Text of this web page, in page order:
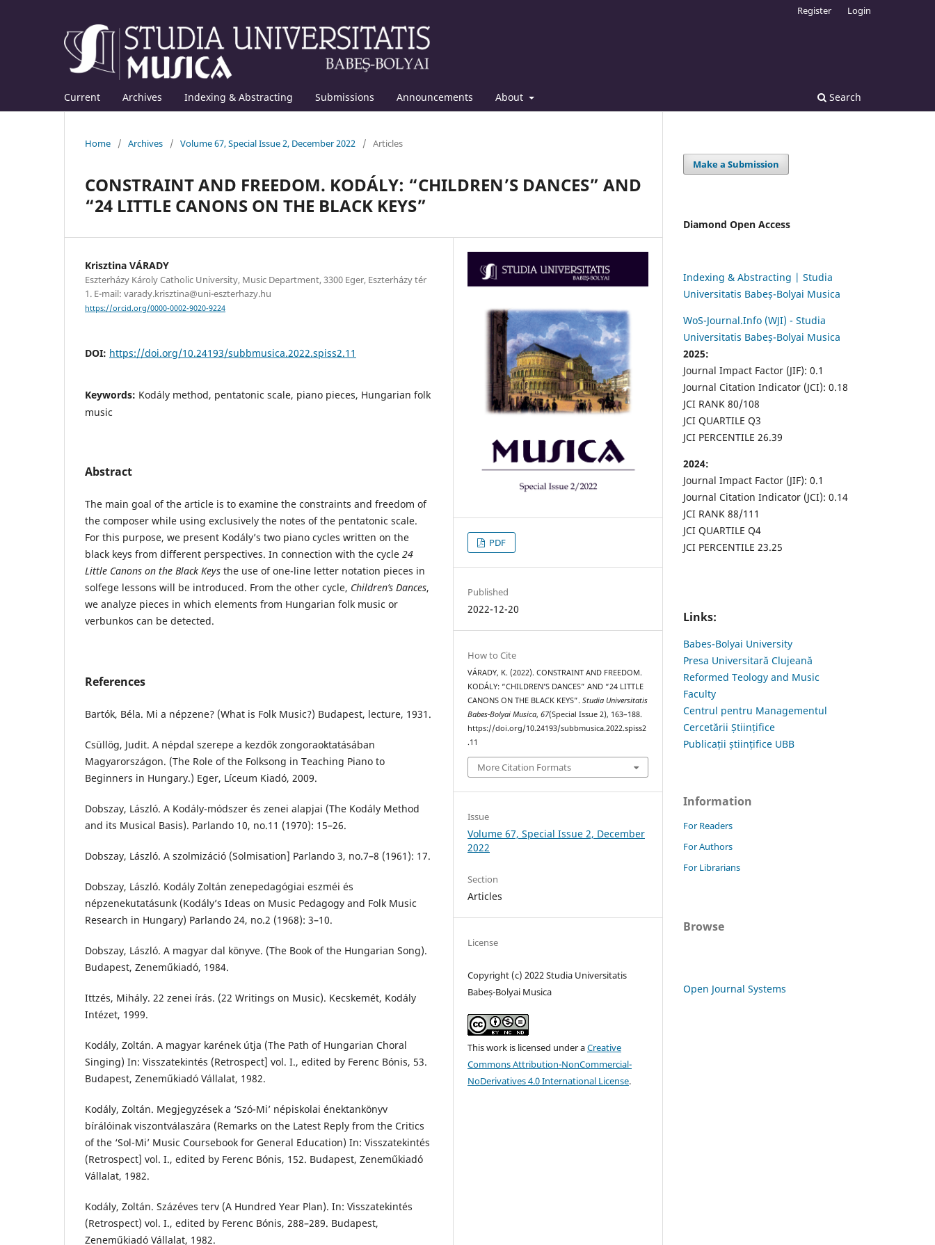
Current Archives Indexing & Abstracting Submissions Announcements About Search
Register Login
Home / Archives / Volume 67, Special Issue 2, December 2022 / Articles
CONSTRAINT AND FREEDOM. KODÁLY: “CHILDREN’S DANCES” AND
“24 LITTLE CANONS ON THE BLACK KEYS”
Krisztina VÁRADY
Eszterházy Károly Catholic University, Music Department, 3300 Eger, Eszterházy tér
1. E-mail: varady.krisztina@uni-eszterhazy.hu
https://orcid.org/0000-0002-9020-9224
DOI: https://doi.org/10.24193/subbmusica.2022.spiss2.11
Keywords: Kodály method, pentatonic scale, piano pieces, Hungarian folk
music
Abstract
The main goal of the article is to examine the constraints and freedom of
the composer while using exclusively the notes of the pentatonic scale.
For this purpose, we present Kodály’s two piano cycles written on the
black keys from different perspectives. In connection with the cycle 24
Little Canons on the Black Keys the use of one-line letter notation pieces in
solfege lessons will be introduced. From the other cycle, Children’s Dances,
we analyze pieces in which elements from Hungarian folk music or
verbunkos can be detected.
References
Bartók, Béla. Mi a népzene? (What is Folk Music?) Budapest, lecture, 1931.
Csüllög, Judit. A népdal szerepe a kezdők zongoraoktatásában
Magyarországon. (The Role of the Folksong in Teaching Piano to
Beginners in Hungary.) Eger, Líceum Kiadó, 2009.
Dobszay, László. A Kodály-módszer és zenei alapjai (The Kodály Method
and its Musical Basis). Parlando 10, no.11 (1970): 15–26.
Dobszay, László. A szolmizáció (Solmisation] Parlando 3, no.7–8 (1961): 17.
Dobszay, László. Kodály Zoltán zenepedagógiai eszméi és
népzenekutatásunk (Kodály’s Ideas on Music Pedagogy and Folk Music
Research in Hungary) Parlando 24, no.2 (1968): 3–10.
Dobszay, László. A magyar dal könyve. (The Book of the Hungarian Song).
Budapest, Zeneműkiadó, 1984.
Ittzés, Mihály. 22 zenei írás. (22 Writings on Music). Kecskemét, Kodály
Intézet, 1999.
Kodály, Zoltán. A magyar karének útja (The Path of Hungarian Choral
Singing) In: Visszatekintés (Retrospect] vol. I., edited by Ferenc Bónis, 53.
Budapest, Zeneműkiadó Vállalat, 1982.
Kodály, Zoltán. Megjegyzések a ‘Szó-Mi’ népiskolai énektankönyv
bírálóinak viszontválaszára (Remarks on the Latest Reply from the Critics
of the ‘Sol-Mi’ Music Coursebook for General Education) In: Visszatekintés
(Retrospect] vol. I., edited by Ferenc Bónis, 152. Budapest, Zeneműkiadó
Vállalat, 1982.
Kodály, Zoltán. Százéves terv (A Hundred Year Plan). In: Visszatekintés
(Retrospect) vol. I., edited by Ferenc Bónis, 288–289. Budapest,
Zeneműkiadó Vállalat, 1982.
PDF
Published
2022-12-20
How to Cite
VÁRADY, K. (2022). CONSTRAINT AND FREEDOM.
KODÁLY: “CHILDREN’S DANCES” AND “24 LITTLE
CANONS ON THE BLACK KEYS”.Studia Universitatis
Babes-Bolyai Musica,67(Special Issue 2), 163–188.
https://doi.org/10.24193/subbmusica.2022.spiss2
.11
More Citation Formats
Issue
Volume 67, Special Issue 2, December
2022
Section
Articles
License
Copyright (c) 2022 Studia Universitatis
Babeș-Bolyai Musica
This work is licensed under aCreative
Commons Attribution-NonCommercial-
NoDerivatives 4.0 International License.
Make a Submission
Diamond Open Access
Indexing & Abstracting | Studia
Universitatis Babeș-Bolyai Musica
WoS-Journal.Info (WJI) - Studia
Universitatis Babeș-Bolyai Musica
2025:
Journal Impact Factor (JIF): 0.1
Journal Citation Indicator (JCI): 0.18
JCI RANK 80/108
JCI QUARTILE Q3
JCI PERCENTILE 26.39
2024:
Journal Impact Factor (JIF): 0.1
Journal Citation Indicator (JCI): 0.14
JCI RANK 88/111
JCI QUARTILE Q4
JCI PERCENTILE 23.25
Links:
Babes-Bolyai University
Presa Universitară Clujeană
Reformed Teology and Music
Faculty
Centrul pentru Managementul
Cercetării Științifice
Publicații științifice UBB
Information
For Readers
For Authors
For Librarians
Browse
Open Journal Systems